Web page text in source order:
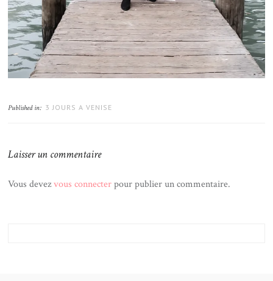
Published in: 3 JOURS A VENISE
Laisser un commentaire
Vous devezvous connecterpour publier un commentaire.